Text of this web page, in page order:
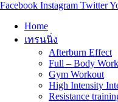
Facebook Instagram Twitter
Home
เทรนนิ่ง
Afterburn Effect
Full – Body
Gym Workout
High Intensity
Resistance